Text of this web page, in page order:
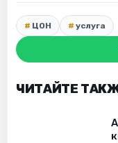
ЦОН услуга
ЧИТАЙТЕ